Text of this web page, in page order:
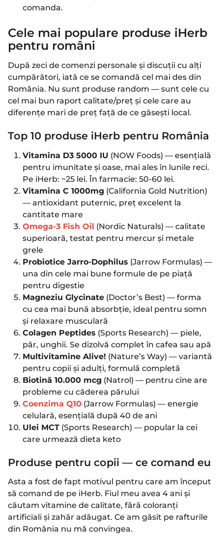
comanda.
Cele mai populare produse iHerb
pentru români
După zeci de comenzi personale și discuții cu alți
cumpărători, iată ce se comandă cel mai des din
România. Nu sunt produse random — sunt cele cu
cel mai bun raport calitate/preț și cele care au
diferențe mari de preț față de ce găsești local.
Top 10 produse iHerb pentru România
Vitamina D3 5000 IU (NOW Foods) — esențială
pentru imunitate și oase, mai ales în lunile reci.
Pe iHerb: ~25 lei. În farmacie: 50-60 lei.
Vitamina C 1000mg (California Gold Nutrition)
— antioxidant puternic, preț excelent la
cantitate mare
Omega-3 Fish Oil (Nordic Naturals) — calitate
superioară, testat pentru mercur și metale
grele
Probiotice Jarro-Dophilus (Jarrow Formulas) —
una din cele mai bune formule de pe piață
pentru digestie
Magneziu Glycinate (Doctor’s Best) — forma
cu cea mai bună absorbție, ideal pentru somn
și relaxare musculară
Colagen Peptides (Sports Research) — piele,
păr, unghii. Se dizolvă complet în cafea sau apă
Multivitamine Alive! (Nature’s Way) — variantă
pentru copii și adulți, formulă completă
Biotină 10.000 mcg (Natrol) — pentru cine are
probleme cu căderea părului
Coenzima Q10 (Jarrow Formulas) — energie
celulară, esențială după 40 de ani
Ulei MCT (Sports Research) — popular la cei
care urmează dieta keto
Produse pentru copii — ce comand eu
Asta a fost de fapt motivul pentru care am început
să comand de pe iHerb. Fiul meu avea 4 ani și
căutam vitamine de calitate, fără coloranți
artificiali și zahăr adăugat. Ce am găsit pe rafturile
din România nu mă convingea.